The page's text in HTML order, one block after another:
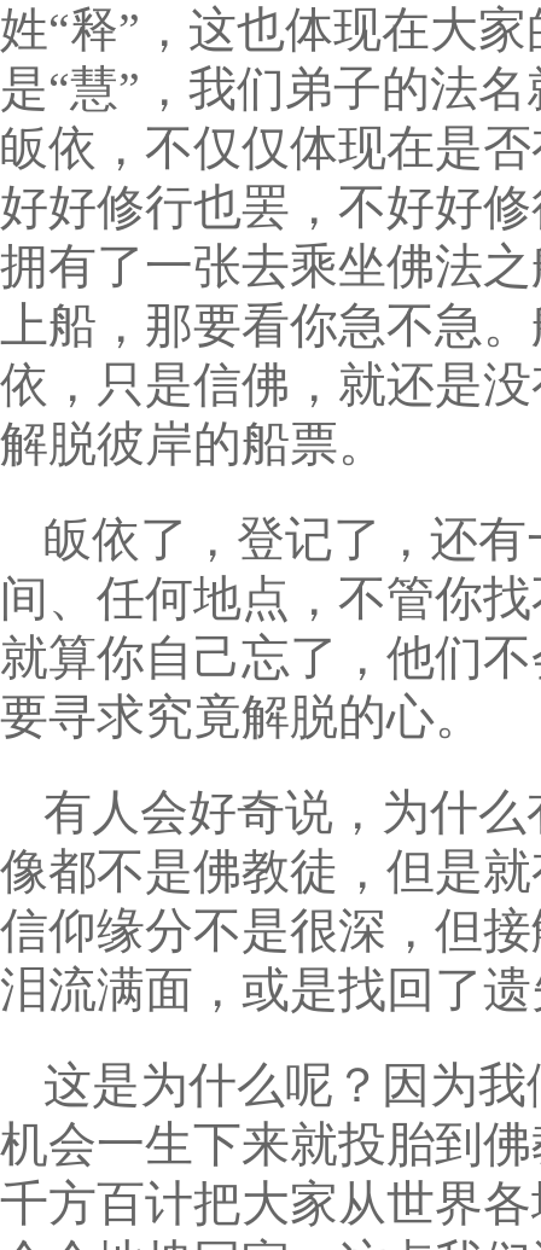
姓“释”，这也体现在大
是“慧”，我们弟子的法
皈依，不仅仅体现在是
好好修行也罢，不好好
拥有了一张去乘坐佛法
上船，那要看你急不急
依，只是信佛，就还是
解脱彼岸的船票。
皈依了，登记了，还
间、任何地点，不管你
就算你自己忘了，他们
要寻求究竟解脱的心。
有人会好奇说，为什
像都不是佛教徒，但是
信仰缘分不是很深，但
泪流满面，或是找回了
这是为什么呢？因为
机会一生下来就投胎到
千方百计把大家从世界